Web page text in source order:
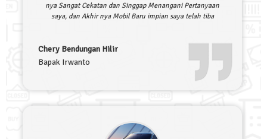
nya Sangat Cekatan dan Singgap Menangani Pertanyaan
saya, dan Akhir nya Mobil Baru impian saya telah tiba
Chery Bendungan Hilir
Bapak Irwanto